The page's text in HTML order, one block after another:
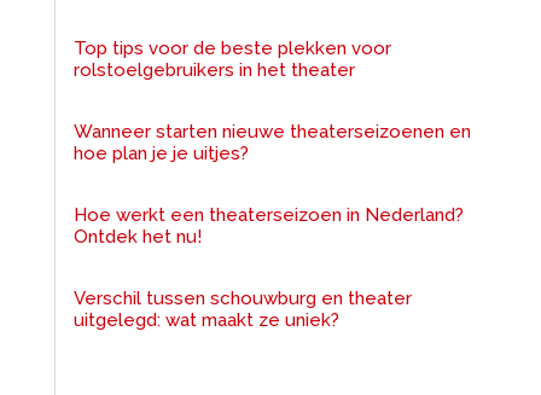
Top tips voor de beste plekken voor
rolstoelgebruikers in het theater
Wanneer starten nieuwe theaterseizoenen en
hoe plan je je uitjes?
Hoe werkt een theaterseizoen in Nederland?
Ontdek het nu!
Verschil tussen schouwburg en theater
uitgelegd: wat maakt ze uniek?